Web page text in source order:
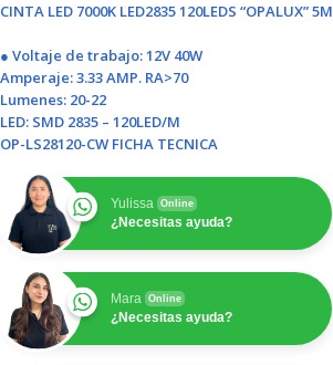
CINTA LED 7000K LED2835 120LEDS “OPALUX” 5M
● Voltaje de trabajo: 12V 40W
Amperaje: 3.33 AMP. RA>70
Lumenes: 20-22
LED: SMD 2835 – 120LED/M
OP-LS28120-CW FICHA TECNICA
Yulissa Online
¿Necesitas ayuda?
Mara Online
¿Necesitas ayuda?